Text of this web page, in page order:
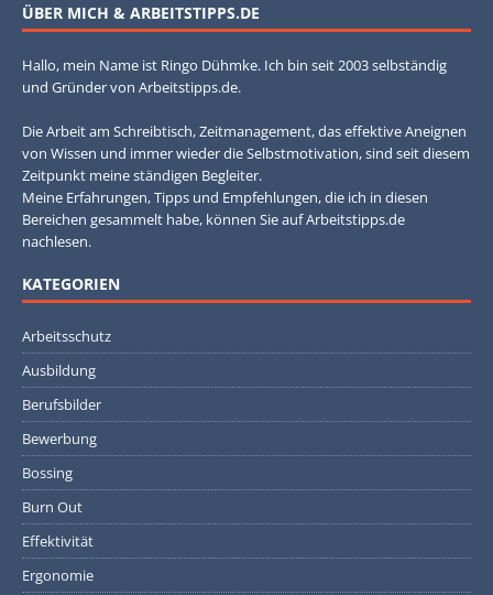
ÜBER MICH & ARBEITSTIPPS.DE
Hallo, mein Name ist Ringo Dühmke. Ich bin seit 2003 selbständig
und Gründer von Arbeitstipps.de.
Die Arbeit am Schreibtisch, Zeitmanagement, das effektive Aneignen
von Wissen und immer wieder die Selbstmotivation, sind seit diesem
Zeitpunkt meine ständigen Begleiter.
Meine Erfahrungen, Tipps und Empfehlungen, die ich in diesen
Bereichen gesammelt habe, können Sie auf Arbeitstipps.de
nachlesen.
KATEGORIEN
Arbeitsschutz
Ausbildung
Berufsbilder
Bewerbung
Bossing
Burn Out
Effektivität
Ergonomie